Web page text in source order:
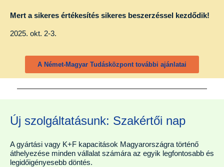
Mert a sikeres értékesítés sikeres beszerzéssel kezdődik!
2025. okt. 2-3.
A Német-Magyar Tudásközpont további ajánlatai
Új szolgáltatásunk: Szakértői nap
A gyártási vagy K+F kapacitások Magyarországra történő
áthelyezése minden vállalat számára az egyik legfontosabb és
legidőigényesebb döntés.